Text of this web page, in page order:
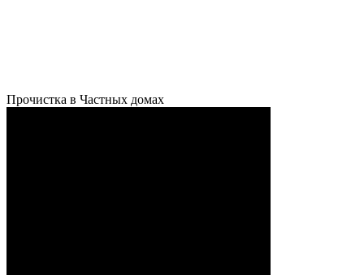
Прочистка в Частных домах